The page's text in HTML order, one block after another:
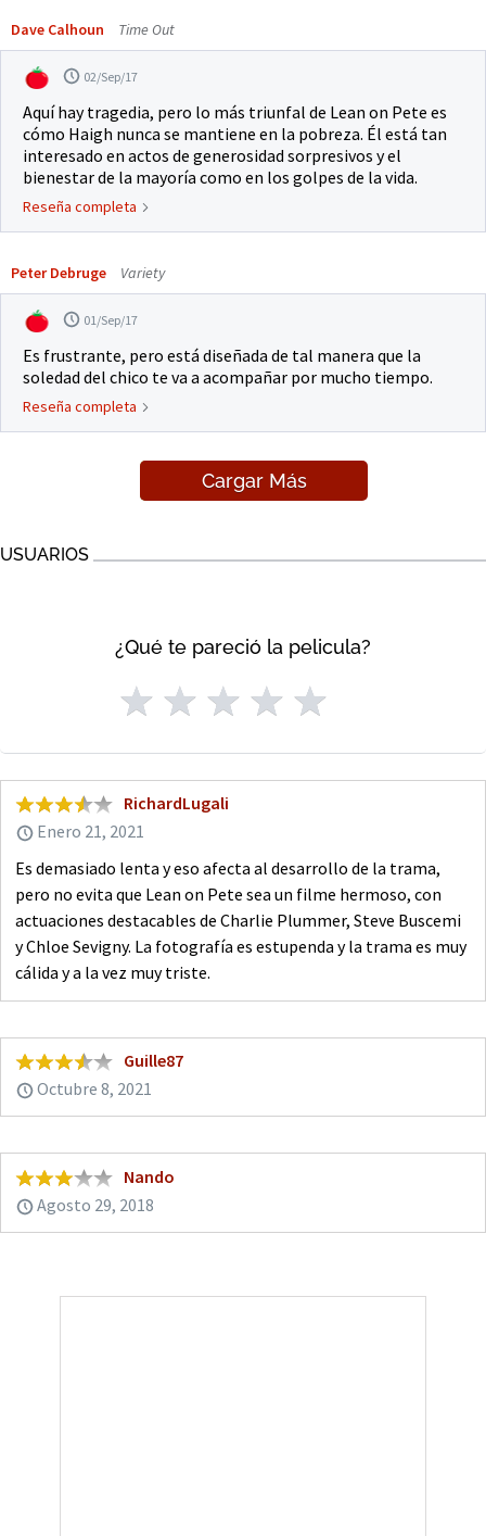
Dave Calhoun Time Out
02/Sep/17
Aquí hay tragedia, pero lo más triunfal de Lean on Pete es
cómo Haigh nunca se mantiene en la pobreza. Él está tan
interesado en actos de generosidad sorpresivos y el
bienestar de la mayoría como en los golpes de la vida.
Reseña completa
Peter Debruge Variety
01/Sep/17
Es frustrante, pero está diseñada de tal manera que la
soledad del chico te va a acompañar por mucho tiempo.
Reseña completa
Cargar Más
USUARIOS
¿Qué te pareció la pelicula?
RichardLugali
Enero 21, 2021
Es demasiado lenta y eso afecta al desarrollo de la trama,
pero no evita que Lean on Pete sea un filme hermoso, con
actuaciones destacables de Charlie Plummer, Steve Buscemi
y Chloe Sevigny. La fotografía es estupenda y la trama es muy
cálida y a la vez muy triste.
Guille87
Octubre 8, 2021
Nando
Agosto 29, 2018